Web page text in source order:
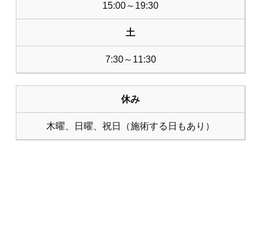
15:00～19:30
土
7:30～11:30
休み
木曜、日曜、祝日（施術する日もあり）